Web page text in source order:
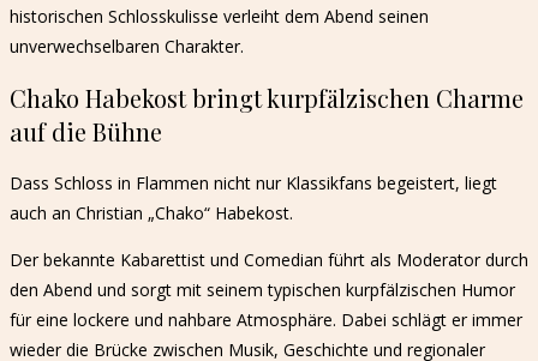
historischen Schlosskulisse verleiht dem Abend seinen
unverwechselbaren Charakter.
Chako Habekost bringt kurpfälzischen Charme
auf die Bühne
Dass Schloss in Flammen nicht nur Klassikfans begeistert, liegt
auch an Christian „Chako“ Habekost.
Der bekannte Kabarettist und Comedian führt als Moderator durch
den Abend und sorgt mit seinem typischen kurpfälzischen Humor
für eine lockere und nahbare Atmosphäre. Dabei schlägt er immer
wieder die Brücke zwischen Musik, Geschichte und regionaler